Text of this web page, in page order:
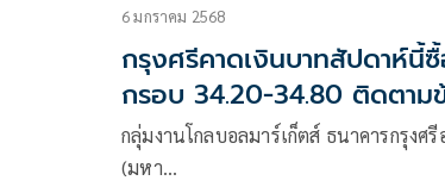
6 มกราคม 2568
กรุงศรีคาดเงินบาทสัปดาห์นี้ซื้
กรอบ 34.20-34.80 ติดตาม
งานสหรัฐฯและค่าเงินหยวน
กลุ่มงานโกลบอลมาร์เก็ตส์ ธนาคารกรุงศรี
(มหา…